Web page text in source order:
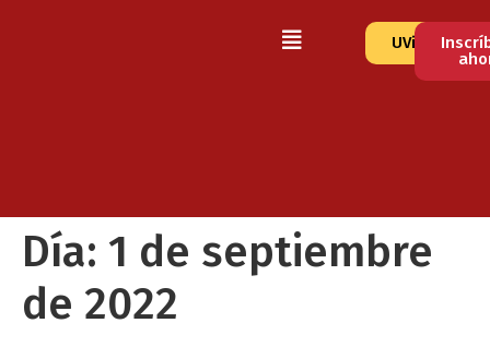
UVirtual
Día: 1 de septiembre
de 2022